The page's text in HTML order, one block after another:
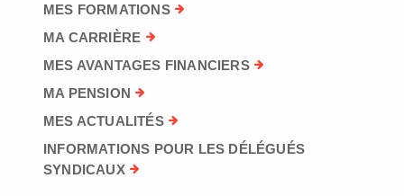
MES FORMATIONS
MA CARRIÈRE
MES AVANTAGES FINANCIERS
MA PENSION
MES ACTUALITÉS
INFORMATIONS POUR LES DÉLÉGUÉS
SYNDICAUX